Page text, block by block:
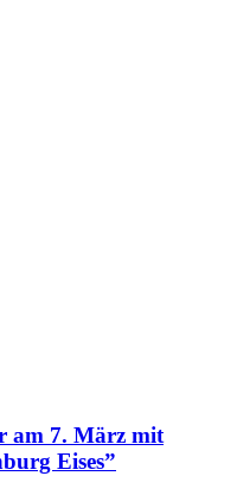
am 7. März mit
Eises”